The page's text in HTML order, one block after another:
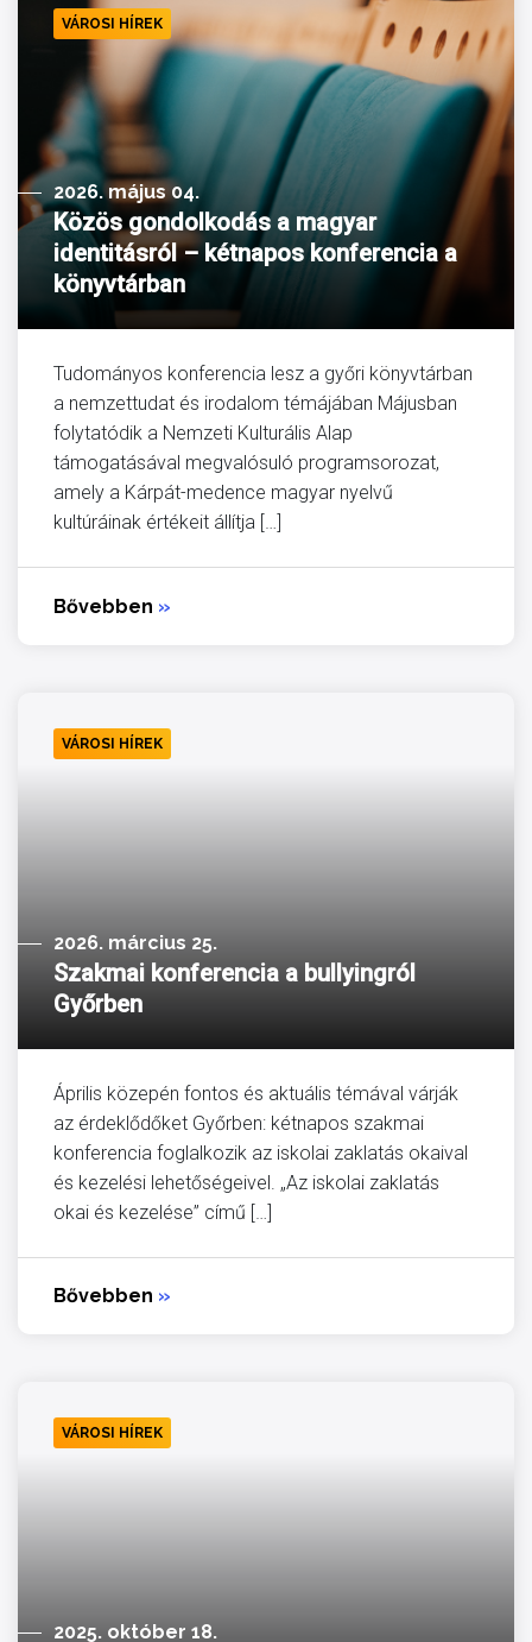
VÁROSI HÍREK
2026. május 04.
Közös gondolkodás a magyar
identitásról – kétnapos konferencia a
könyvtárban
Tudományos konferencia lesz a győri könyvtárban
a nemzettudat és irodalom témájában Májusban
folytatódik a Nemzeti Kulturális Alap
támogatásával megvalósuló programsorozat,
amely a Kárpát-medence magyar nyelvű
kultúráinak értékeit állítja […]
Bővebben »
VÁROSI HÍREK
2026. március 25.
Szakmai konferencia a bullyingról
Győrben
Április közepén fontos és aktuális témával várják
az érdeklődőket Győrben: kétnapos szakmai
konferencia foglalkozik az iskolai zaklatás okaival
és kezelési lehetőségeivel. „Az iskolai zaklatás
okai és kezelése” című […]
Bővebben »
VÁROSI HÍREK
2025. október 18.